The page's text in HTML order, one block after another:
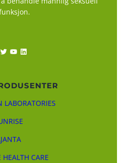
Twitter YouTube LinkedIn
LABORATORIES
HEALTH CARE